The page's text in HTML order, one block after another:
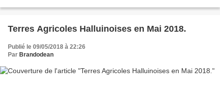
Terres Agricoles Halluinoises en Mai 2018.
Publié le 09/05/2018 à 22:26
Par Brandodean